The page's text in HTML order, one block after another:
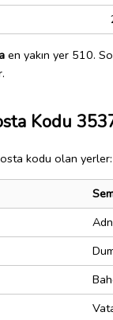
en yakın yer 510.
Kodu
kodu olan yerler: